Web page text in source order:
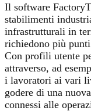
Il software
stabilimenti
infrastrutturali in
richiedono più
Con profili utente
attraverso, ad
i lavoratori ai vari
godere di una
connessi alle